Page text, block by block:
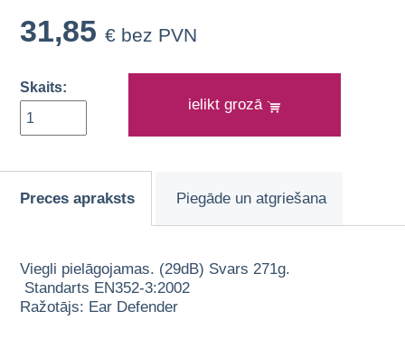
31,85 € bez PVN
Skaits:
ielikt grozā
Preces apraksts Piegāde un atgriešana
Viegli pielāgojamas. (29dB) Svars 271g.
Standarts EN352-3:2002
Ražotājs: Ear Defender